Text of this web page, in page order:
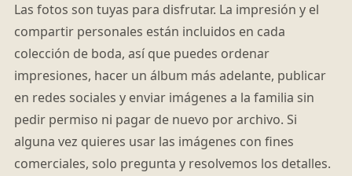
Las fotos son tuyas para disfrutar. La impresión y el
compartir personales están incluidos en cada
colección de boda, así que puedes ordenar
impresiones, hacer un álbum más adelante, publicar
en redes sociales y enviar imágenes a la familia sin
pedir permiso ni pagar de nuevo por archivo. Si
alguna vez quieres usar las imágenes con fines
comerciales, solo pregunta y resolvemos los detalles.